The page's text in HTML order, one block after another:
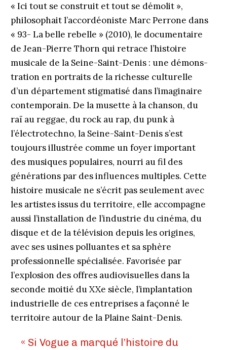
« Ici tout se construit et tout se démolit »,
philosophait l’accordéoniste Marc Perrone dans
« 93- La belle rebelle » (2010), le documentaire
de Jean-Pierre Thorn qui retrace l’histoire
musicale de la Seine-Saint-Denis : une démon­s­-
tration en portraits de la richesse culturelle
d’un département stigmatisé dans l’imaginaire
contemporain. De la musette à la chanson, du
raï au reggae, du rock au rap, du punk à
l’électrotechno, la Seine-Saint-Denis s’est
toujours illustrée comme un foyer important
des musiques populaires, nourri au fil des
générations par des influences multiples. Cette
histoire musicale ne s’écrit pas seulement avec
les artistes issus du territoire, elle accompagne
aussi l’installation de l’industrie du cinéma, du
disque et de la télévision depuis les origines,
avec ses usines polluantes et sa sphère
professionnelle spécialisée. Favorisée par
l’explosion des offres audiovisuelles dans la
seconde moitié du XXe siècle, l’implantation
industrielle de ces entreprises a façonné le
territoire autour de la Plaine Saint-Denis.
« Si Vogue a marqué l’histoire du